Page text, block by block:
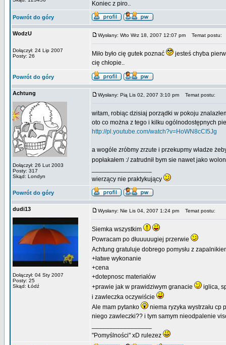
Koniec z piro..
Powrót do góry
WodzU
Dołączył: 24 Lip 2007
Posty: 26
Wysłany: Wto Wrz 18, 2007 12:07 pm Temat postu:
Miło było cię gutek poznać
jesteś chyba
cię chłopie..
Powrót do góry
Achtung
Dołączył: 26 Lut 2003
Posty: 317
Skąd: Londyn
Wysłany: Pią Lis 02, 2007 3:10 pm Temat postu:
witam, robiąc dzisiaj porządki w pokoju
oto co można z tego i kilku ogólnodostępnych
http://pl.youtube.com/watch?v=HoWN8cCI5Jg
a wogóle zróbmy zrzute i przekupmy władze
popłakałem :/ zatrudnił bym sie nawet jako
wierzący nie praktykujący
Powrót do góry
dudi13
Dołączył: 04 Sty 2007
Posty: 25
Skąd: Łódź
Wysłany: Nie Lis 04, 2007 1:24 pm Temat postu:
Siemka wszystkim
Powracam po dłuuuuugiej przerwie
Achtung gratuluje dobrego pomysłu z
+łatwe wykonanie
+cena
+dotepnosc materiałów
+prawie jak w prawidziwym granacie
iglica,
i zawleczka oczywiście
Ale mam pytanko
niema ryzyka wystrzału cp
niego zawleczki?? i tym samym nieodpalenie
"Pomyślności" xD rulezez